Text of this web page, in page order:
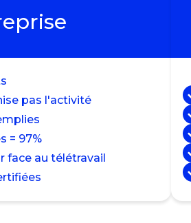
pas l'activité
= 97%
face au télétravail